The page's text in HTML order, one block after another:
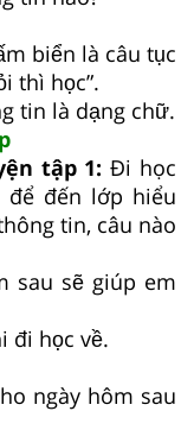
biển là câu tục
thì học”.
tin là dạng chữ.
tập 1: Đi học
để đến lớp hiểu
tin, câu nào
sau sẽ giúp em
đi học về.
ngày hôm sau